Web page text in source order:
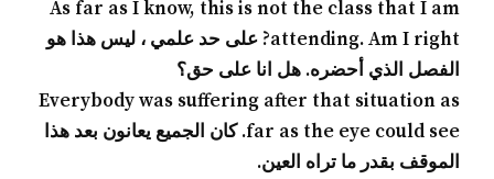
As far as I know, this is not the class that I am
attending. Am I right? على حد علمي ، ليس هذا هو
الفصل الذي أحضره. هل انا على حق؟
Everybody was suffering after that situation as
far as the eye could see. كان الجميع يعانون بعد هذا
الموقف بقدر ما تراه العين.